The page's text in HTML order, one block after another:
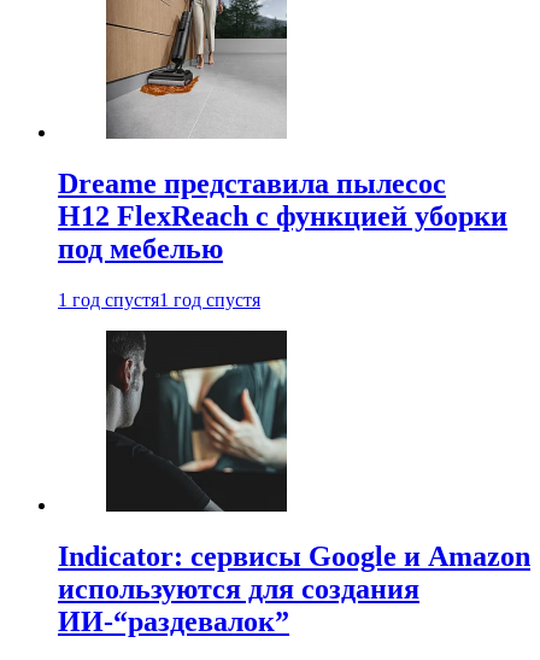
Dreame представила пылесос
H12 FlexReach с функцией уборки
под мебелью
1 год спустя1 год спустя
Indicator: сервисы Google и Amazon
используются для создания
ИИ-“раздевалок”